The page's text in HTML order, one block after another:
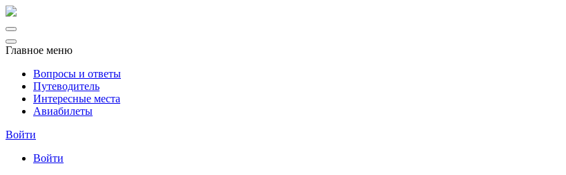
Главное меню
Вопросы и ответы
Путеводитель
Интересные места
Авиабилеты
Войти
Войти